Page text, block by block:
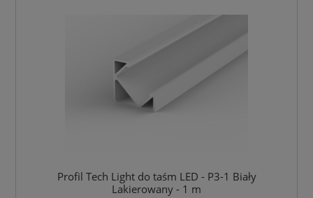
Profil Tech Light do taśm LED - P3-1 Biały
Lakierowany - 1 m